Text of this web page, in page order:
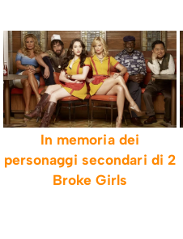
In memoria dei
personaggi secondari di 2
Broke Girls